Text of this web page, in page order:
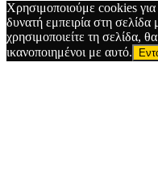
Χρησιμοποιούμε cookies
δυνατή εμπειρία στη σελίδα
χρησιμοποιείτε τη σελίδα,
ικανοποιημένοι με αυτό.